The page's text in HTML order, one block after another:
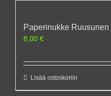
Paperinukke Ruusunen
8,00 €
Lisää ostoskoriin